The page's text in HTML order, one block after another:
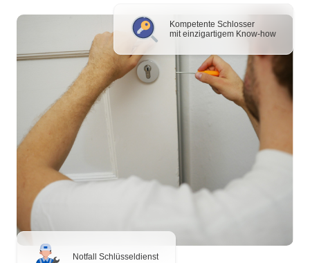
Kompetente Schlosser
mit einzigartigem Know-how
Notfall Schlüsseldienst